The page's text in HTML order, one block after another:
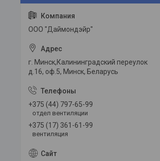
ООО "Даймондэйр"
г. Минск,Калининградский переулок
д.16, оф.5, Минск, Беларусь
+375 (44) 797-65-99
отдел вентиляции
+375 (17) 361-61-99
вентиляция